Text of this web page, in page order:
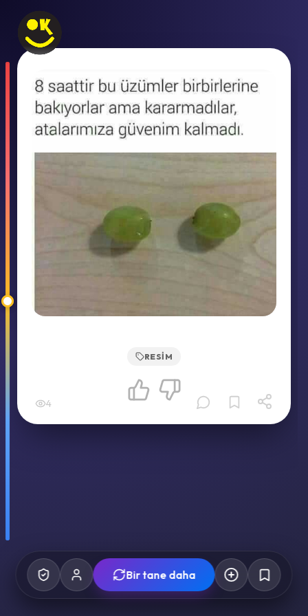
RESIM
4
Bir tane daha